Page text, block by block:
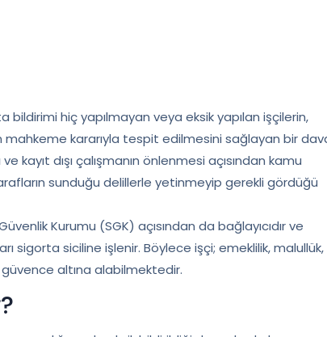
hiç yapılmayan veya eksik yapılan işçilerin,
mahkeme kararıyla tespit edilmesini sağlayan bir
kayıt dışı çalışmanın önlenmesi açısından kamu
sunduğu delillerle yetinmeyip gerekli gördüğü
Kurumu (SGK) açısından da bağlayıcıdır ve
sigorta siciline işlenir. Böylece işçi; emeklilik, malullük,
güvence altına alabilmektedir.